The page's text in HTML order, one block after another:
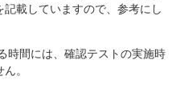
記載していますので、参考にし
時間には、確認テストの実施時
。